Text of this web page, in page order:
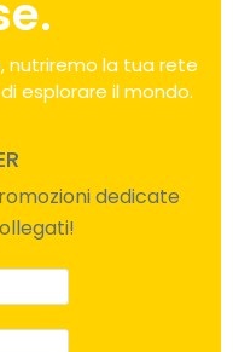
nutriremo la tua rete
esplorare il mondo.
dedicate